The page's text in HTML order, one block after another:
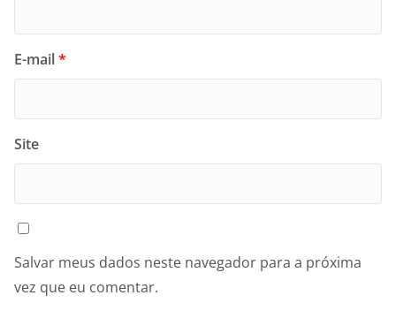
E-mail*
Site
Salvar meus dados neste navegador para a próxima
vez que eu comentar.